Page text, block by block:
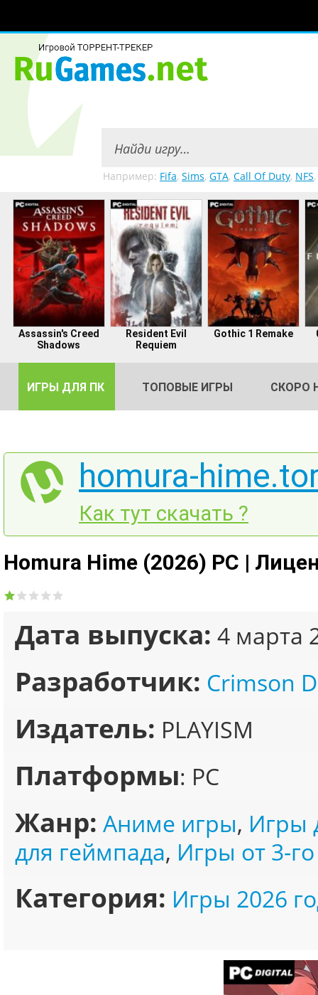
Например: Fifa, Sims, GTA, Call Of Duty, NFS,
Assassin's Creed
Shadows
Resident Evil
Requiem
Gothic 1 Remake
ИГРЫ ДЛЯ ПК ТОПОВЫЕ ИГРЫ СКОРО
homura-
Как тут скачать ?
Homura Hime (2026) PC |
Дата выпуска: 4 марта
Разработчик: Crimson
Издатель: PLAYISM
Платформы: PC
Жанр: Аниме игры, Игры
для геймпада, Игры от 3-
Категория: Игры 2026